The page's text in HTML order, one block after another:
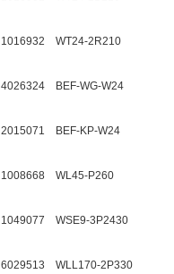
1016932 WT24-2R210
4026324 BEF-WG-W24
2015071 BEF-KP-W24
1008668 WL45-P260
1049077 WSE9-3P2430
6029513 WLL170-2P330